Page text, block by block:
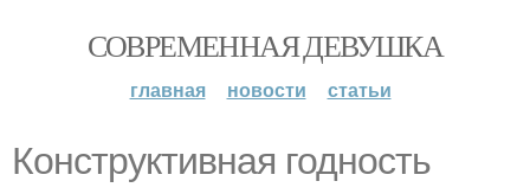
СОВРЕМЕННАЯ ДЕВУШКА
главная новости статьи
Конструктивная годность